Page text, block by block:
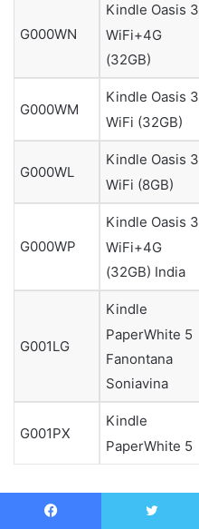
G000WN
Kindle Oasis 3
WiFi+4G
(32GB)
G000WM
Kindle Oasis 3
WiFi (32GB)
G000WL
Kindle Oasis 3
WiFi (8GB)
G000WP
Kindle Oasis 3
WiFi+4G
(32GB) India
G001LG
Kindle
PaperWhite 5
Fanontana
Soniavina
G001PX
Kindle
PaperWhite 5